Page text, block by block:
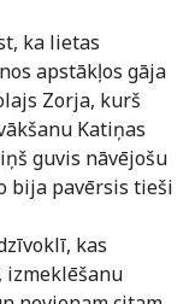
ka lietas
apstākļos gāja
Zorja, kurš
Katiņas
guvis nāvējošu
bija pavērsis tieši
kas
izmeklēšanu